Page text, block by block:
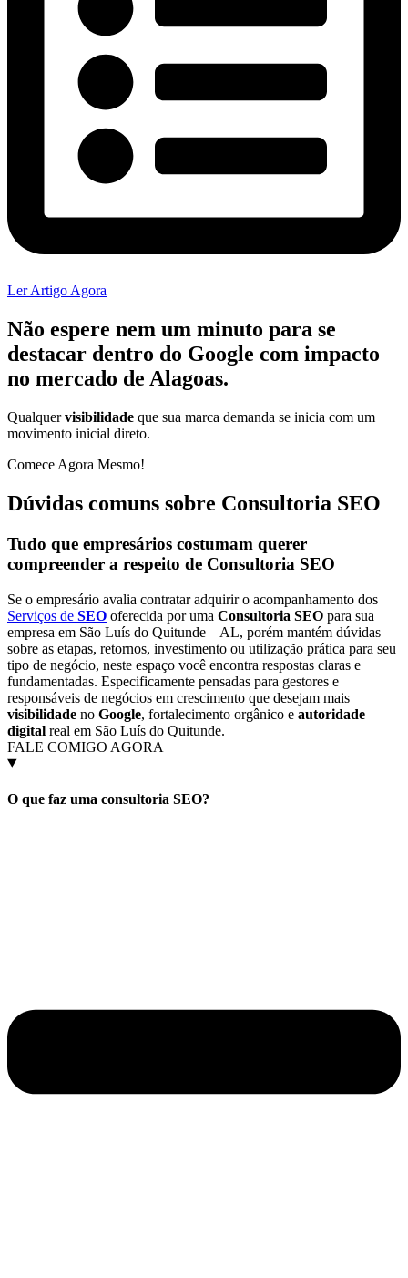
Ler Artigo Agora
Não espere nem um minuto para se
destacar dentro do Google com impacto
no mercado de Alagoas.
Qualquervisibilidade que sua marca demanda se inicia com um
movimento inicial direto.
Comece Agora Mesmo!
Dúvidas comuns sobre Consultoria SEO
Tudo que empresários costumam querer
compreender a respeito de Consultoria SEO
Se o empresário avalia contratar adquirir o acompanhamento dos
Serviços de SEO oferecida por uma Consultoria SEO para sua
empresa em São Luís do Quitunde – AL, porém mantém dúvidas
sobre as etapas, retornos, investimento ou utilização prática para seu
tipo de negócio, neste espaço você encontra respostas claras e
fundamentadas. Especificamente pensadas para gestores e
responsáveis de negócios em crescimento que desejam mais
visibilidade no Google, fortalecimento orgânico e autoridade
digital real em São Luís do Quitunde.
FALE COMIGO AGORA
O que faz uma consultoria SEO?